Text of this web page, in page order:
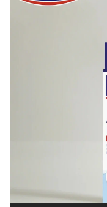
Cara Menjaga